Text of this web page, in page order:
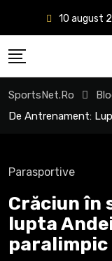
conținut
10 august
SportsNet.ro
De Antrenament:
Parasportive
Crăciun în
lupta
paralimpic